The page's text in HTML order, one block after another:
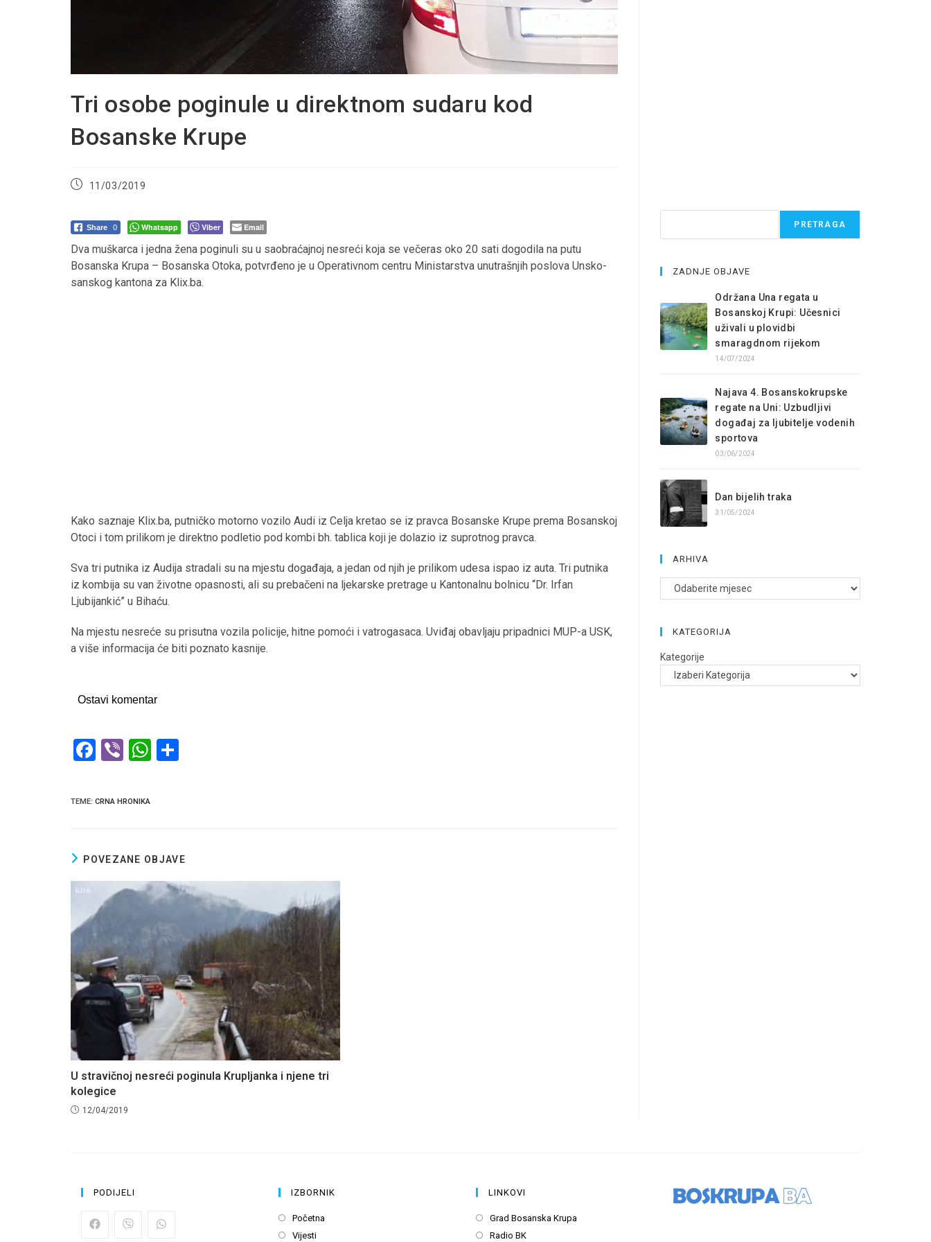
Tri osobe poginule u direktnom sudaru kod
Bosanske Krupe
Post11/03/2019
Share 0 Whatsapp Viber Email
Dva muškarca i jedna žena poginuli su u saobraćajnoj nesreći koja se večeras oko 20 sati dogodila na putu
Bosanska Krupa – Bosanska Otoka, potvrđeno je u Operativnom centru Ministarstva unutrašnjih poslova Unsko-
sanskog kantona za Klix.ba.
Kako saznaje Klix.ba, putničko motorno vozilo Audi iz Celja kretao se iz pravca Bosanske Krupe prema Bosanskoj
Otoci i tom prilikom je direktno podletio pod kombi bh. tablica koji je dolazio iz suprotnog pravca.
Sva tri putnika iz Audija stradali su na mjestu događaja, a jedan od njih je prilikom udesa ispao iz auta. Tri putnika
iz kombija su van životne opasnosti, ali su prebačeni na ljekarske pretrage u Kantonalnu bolnicu “Dr. Irfan
Ljubijankić” u Bihaću.
Na mjestu nesreće su prisutna vozila policije, hitne pomoći i vatrogasaca. Uviđaj obavljaju pripadnici MUP-a USK,
a više informacija će biti poznato kasnije.
Ostavi komentar
F
ce
o
k
Vi
er
W
p
p
TEME: CRNA HRONIKA
POVEZANE OBJAVE
U stravičnoj nesreći poginula Krupljanka i njene tri
kolegice
12/04/2019
PRETRAGA
ZADNJE OBJAVE
Održana Una regata u
Bosanskoj Krupi: Učesnici
uživali u plovidbi
smaragdnom rijekom
14/07/2024
Najava 4. Bosanskokrupske
regate na Uni: Uzbudljivi
događaj za ljubitelje vodenih
sportova
03/06/2024
Dan bijelih traka
31/05/2024
ARHIVA
Arhive
KATEGORIJA
Kategorije
PODIJELI IZBORNIK
Početna
VijestiOpens
LINKOVI
Grad Bosanska Krupa
Radio BKOpens